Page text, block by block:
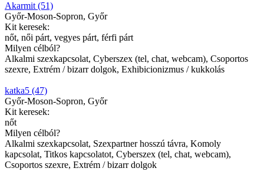
Akarmit (51)
Győr-Moson-Sopron, Győr
Kit keresek:
nőt, női párt, vegyes párt, férfi párt
Milyen célból?
Alkalmi szexkapcsolat, Cyberszex (tel, chat, webcam), Csoportos
szexre, Extrém / bizarr dolgok, Exhibicionizmus / kukkolás
katka5 (47)
Győr-Moson-Sopron, Győr
Kit keresek:
nőt
Milyen célból?
Alkalmi szexkapcsolat, Szexpartner hosszú távra, Komoly
kapcsolat, Titkos kapcsolatot, Cyberszex (tel, chat, webcam),
Csoportos szexre, Extrém / bizarr dolgok